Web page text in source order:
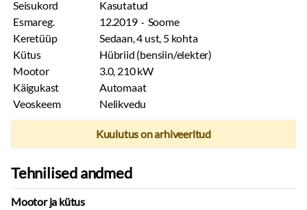
Seisukord
Kasutatud
Esmareg.
12.2019 · Soome
Keretüüp
Sedaan, 4 ust, 5 kohta
Kütus
Hübriid (bensiin/elekter)
Mootor
3.0, 210 kW
Käigukast
Automaat
Veoskeem
Nelikvedu
Kuulutus on arhiveeritud
Tehnilised andmed
Mootor ja kütus